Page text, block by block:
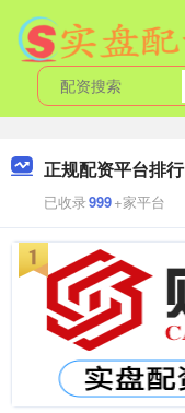
正规配资平台排行
已收录999+家平台